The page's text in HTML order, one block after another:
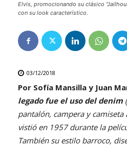
Elvis, promocionando su clásico
con su look característico.
03/12/2018
Por Sofía Mansilla y Juan
legado fue el uso del denim
pantalón, campera y camiseta
vistió en 1957 durante la
También su estilo barroco,